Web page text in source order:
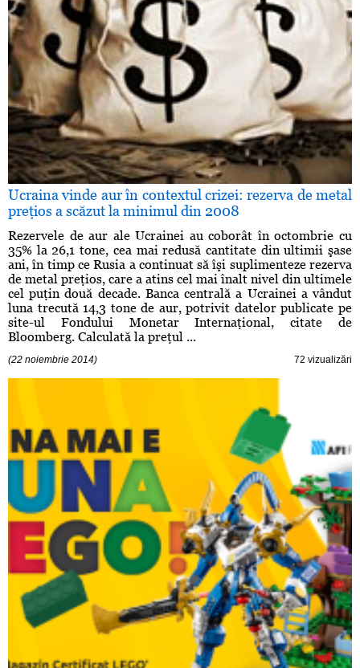
Ucraina vinde aur în contextul crizei: rezerva de metal
preţios a scăzut la minimul din 2008
Rezervele de aur ale Ucrainei au coborât în octombrie cu
35% la 26,1 tone, cea mai redusă cantitate din ultimii şase
ani, în timp ce Rusia a continuat să îşi suplimenteze rezerva
de metal preţios, care a atins cel mai înalt nivel din ultimele
cel puţin două decade. Banca centrală a Ucrainei a vândut
luna trecută 14,3 tone de aur, potrivit datelor publicate pe
site-ul Fondului Monetar Internaţional, citate de
Bloomberg. Calculată la preţul ...
(22 noiembrie 2014) 72 vizualizări